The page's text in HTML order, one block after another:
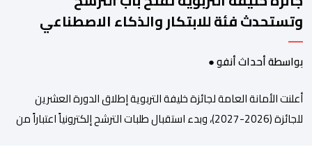
وتستحدث فئة للابتكار والذكاء الاصطناعي
بواسطة أحداث أنفو ●
أعلنت الأمانة العامة لجائزة خليفة التربوية إطلاق الدورة العشرين
للجائزة (2026-2027)، وبدء استقبال طلبات الترشح إلكترونياً اعتباراً من